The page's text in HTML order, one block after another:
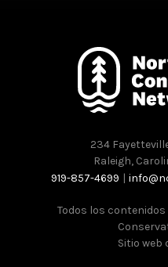
234
Raleigh,
919-857-4699 |
Todos los
Sitio web